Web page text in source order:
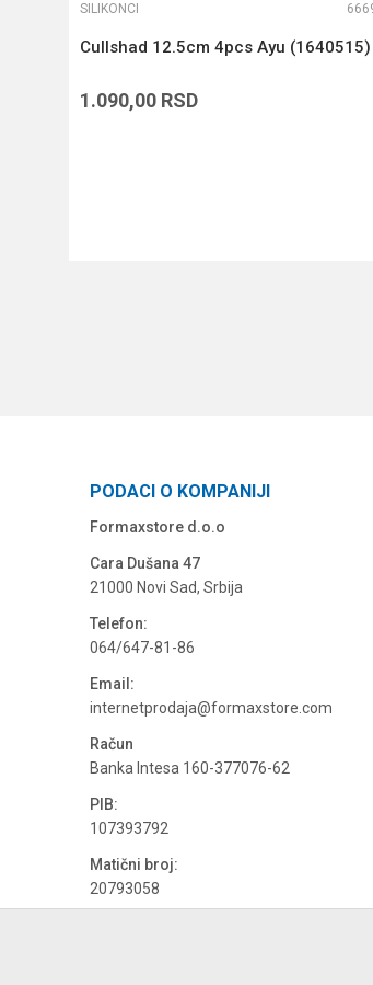
SILIKONCI
Cullshad 12.5cm 4pcs Ayu (1640515)
1.090,00 RSD
PODACI O KOMPANIJI
Formaxstore d.o.o
Cara Dušana 47
21000 Novi Sad, Srbija
Telefon:
064/647-81-86
Email:
internetprodaja@formaxstore.com
Račun
Banka Intesa 160-377076-62
PIB:
107393792
Matični broj:
20793058